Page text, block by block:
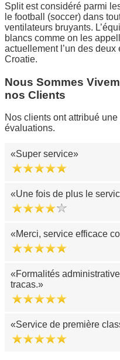
Split est considéré parmi
le football (soccer) dans
ventilateurs bruyants.
blancs comme on les
actuellement l’un des
Croatie.
Nous Sommes
nos Clients
Nos clients ont attribué
évaluations.
Super service
Une fois de plus le
Merci, service efficace
Formalités
tracas.
Service de première